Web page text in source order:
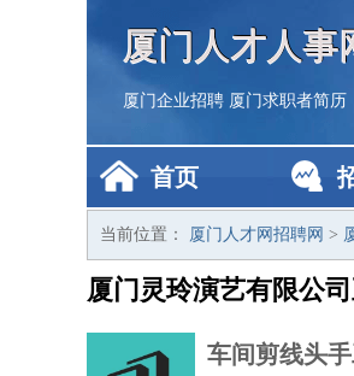
厦门人才人事
厦门企业招聘 厦门求职者简历
首页
当前位置： 厦门人才网招聘网 >
厦门灵玲演艺有限公
车间剪线头